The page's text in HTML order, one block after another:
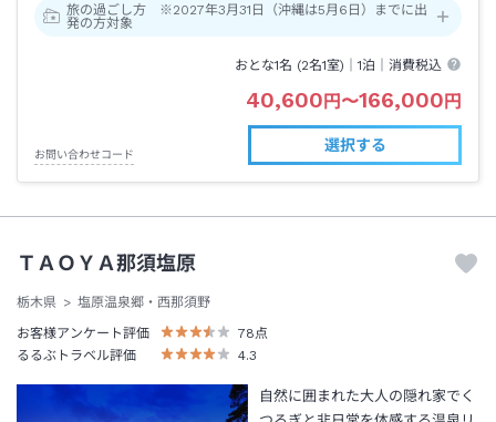
旅の過ごし方 ※2027年3月31日（沖縄は5月6日）までに出
発の方対象
おとな1名 (2名1室)｜1泊 ｜消費税込
40,600円〜166,000円
お問い合わせコード
選択する
ＴＡＯＹＡ那須塩原
栃木県
塩原温泉郷・西那須野
お客様アンケート評価
78点
るるぶトラベル評価
4.3
自然に囲まれた大人の隠れ家でく